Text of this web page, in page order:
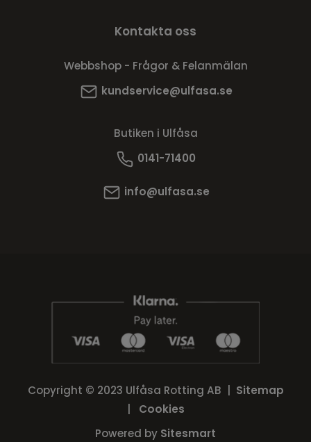
Kontakta oss
Webbshop - Frågor & Felanmälan
kundservice@ulfasa.se
Butiken i Ulfåsa
0141-71400
info@ulfasa.se
Copyright © 2023 Ulfåsa Rotting AB | Sitemap
| Cookies
Powered by Sitesmart